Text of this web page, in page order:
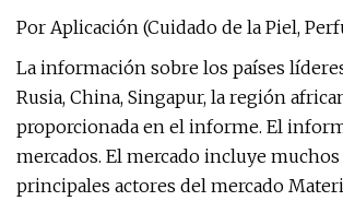
Por Aplicación (Cuidado de la Piel,
La información sobre los países
Rusia, China, Singapur, la región
proporcionada en el informe. El
mercados. El mercado incluye
principales actores del mercado